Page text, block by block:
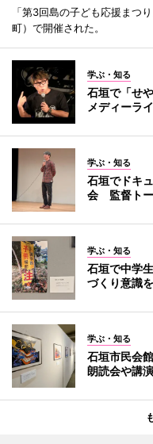
「第3回島の子ども応援まつ
町）で開催された。
学ぶ・知る
石垣で「せ
メディーラ
学ぶ・知る
石垣でドキ
会 監督ト
学ぶ・知る
石垣で中学
づくり意識
学ぶ・知る
石垣市民会
朗読会や講